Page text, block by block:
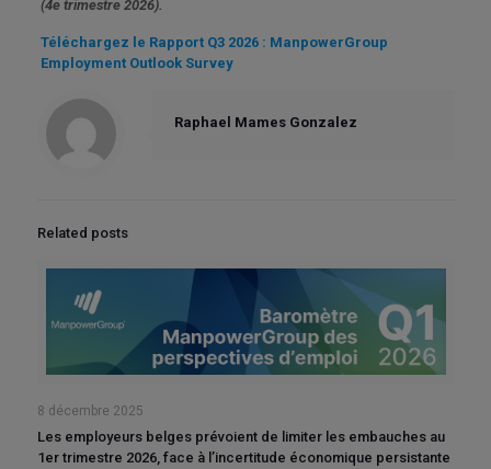
(4e trimestre 2026).
Téléchargez le Rapport Q3 2026 : ManpowerGroup
Employment Outlook Survey
Raphael Mames Gonzalez
Related posts
8 décembre 2025
Les employeurs belges prévoient de limiter les embauches au
1er trimestre 2026, face à l’incertitude économique persistante